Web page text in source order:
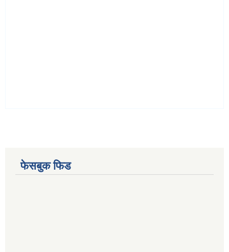
फेसबुक फिड